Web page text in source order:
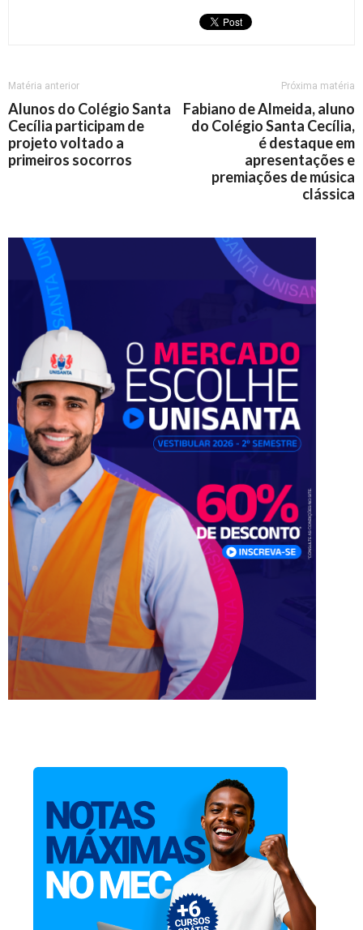
Matéria anterior
Alunos do Colégio Santa
Cecília participam de
projeto voltado a
primeiros socorros
Próxima matéria
Fabiano de Almeida, aluno
do Colégio Santa Cecília,
é destaque em
apresentações e
premiações de música
clássica